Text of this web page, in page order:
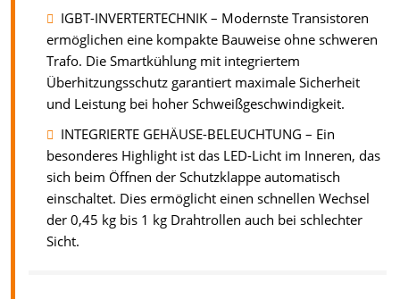
IGBT-INVERTERTECHNIK – Modernste Transistoren
ermöglichen eine kompakte Bauweise ohne schweren
Trafo. Die Smartkühlung mit integriertem
Überhitzungsschutz garantiert maximale Sicherheit
und Leistung bei hoher Schweißgeschwindigkeit.
INTEGRIERTE GEHÄUSE-BELEUCHTUNG – Ein
besonderes Highlight ist das LED-Licht im Inneren, das
sich beim Öffnen der Schutzklappe automatisch
einschaltet. Dies ermöglicht einen schnellen Wechsel
der 0,45 kg bis 1 kg Drahtrollen auch bei schlechter
Sicht.